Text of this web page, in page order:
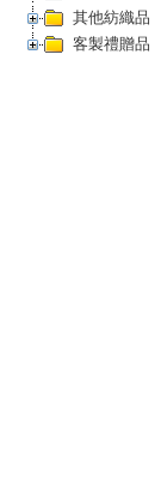
其他紡織品
客製禮贈品